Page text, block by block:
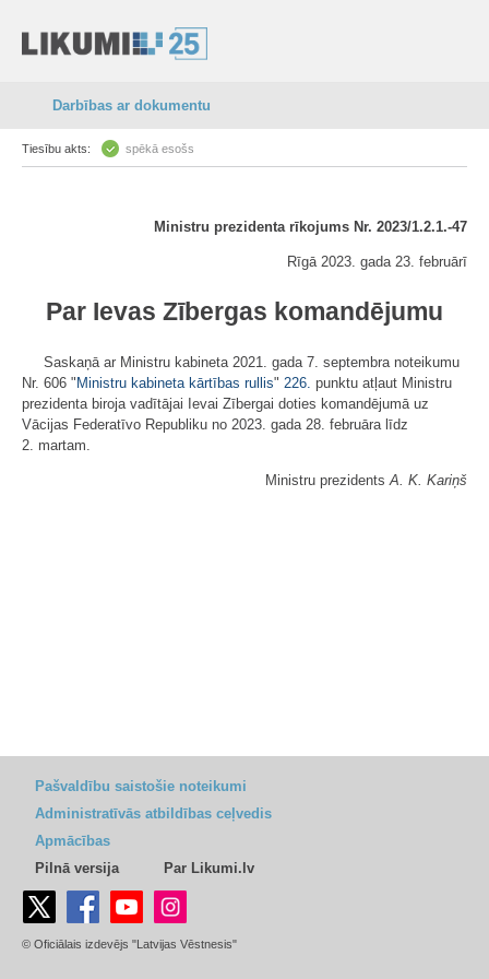
Darbības ar dokumentu
Tiesību akts: spēkā esošs
Ministru prezidenta rīkojums Nr. 2023/1.2.1.-47
Rīgā 2023. gada 23. februārī
Par Ievas Zībergas komandējumu
Saskaņā ar Ministru kabineta 2021. gada 7. septembra noteikumu
Nr. 606 " Ministru kabineta kārtības rullis" 226. punktu atļaut Ministru
prezidenta biroja vadītājai Ievai Zībergai doties komandējumā uz
Vācijas Federatīvo Republiku no 2023. gada 28. februāra līdz
2. martam.
Ministru prezidentsA. K. Kariņš
Pašvaldību saistošie noteikumi
Administratīvās atbildības ceļvedis
Apmācības
Pilnā versija
Par Likumi.lv
© Oficiālais izdevējs "Latvijas Vēstnesis"